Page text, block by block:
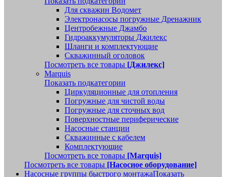
Для скважин Водомет
Электронасосы погружные Дренажник
Центробежные Джамбо
Гидроаккумуляторы Джилекс
Шланги и комплектующие
Скважинный оголовок
Посмотреть все товары [Джилекс]
Marquis
Показать подкатегории
Циркуляционные для отопления
Погружные для чистой воды
Погружные для сточных вод
Поверхностные периферические
Насосные станции
Скважинные с кабелем
Комплектующие
Посмотреть все товары [Marquis]
Посмотреть все товары [Насосное оборудование]
Насосные группы быстрого монтажаПоказать